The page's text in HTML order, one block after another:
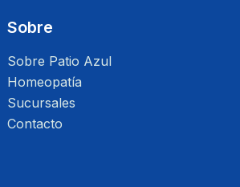
Sobre
Sobre Patio Azul
Homeopatía
Sucursales
Contacto